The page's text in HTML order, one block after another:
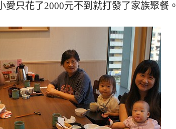
愛只花了2000元不到就打發了家族聚餐。